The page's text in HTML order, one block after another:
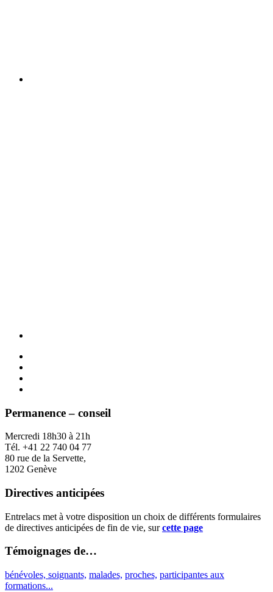
Permanence – conseil
Mercredi 18h30 à 21h
Tél. +41 22 740 04 77
80 rue de la Servette,
1202 Genève
Directives anticipées
Entrelacs met à votre disposition un choix de différents formulaires
de directives anticipées de fin de vie, surcette page
Témoignages de…
bénévoles, soignants, malades, proches, participantes aux
formations...